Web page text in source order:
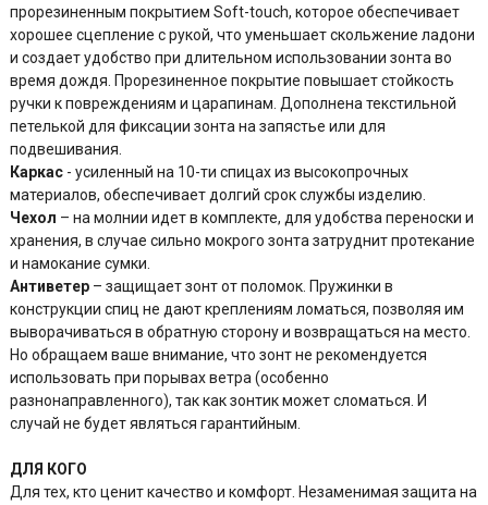
прорезиненным покрытием Soft-touch, которое обеспечивает
хорошее сцепление с рукой, что уменьшает скольжение ладони
и создает удобство при длительном использовании зонта во
время дождя. Прорезиненное покрытие повышает стойкость
ручки к повреждениям и царапинам. Дополнена текстильной
петелькой для фиксации зонта на запястье или для
подвешивания.
Каркас - усиленный на 10-ти спицах из высокопрочных
материалов, обеспечивает долгий срок службы изделию.
Чехол – на молнии идет в комплекте, для удобства переноски и
хранения, в случае сильно мокрого зонта затруднит протекание
и намокание сумки.
Антиветер – защищает зонт от поломок. Пружинки в
конструкции спиц не дают креплениям ломаться, позволяя им
выворачиваться в обратную сторону и возвращаться на место.
Но обращаем ваше внимание, что зонт не рекомендуется
использовать при порывах ветра (особенно
разнонаправленного), так как зонтик может сломаться. И
случай не будет являться гарантийным.
ДЛЯ КОГО
Для тех, кто ценит качество и комфорт. Незаменимая защита на